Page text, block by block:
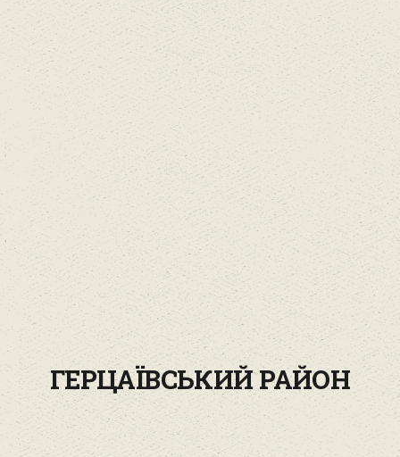
ГЕРЦАЇВСЬКИЙ РАЙОН